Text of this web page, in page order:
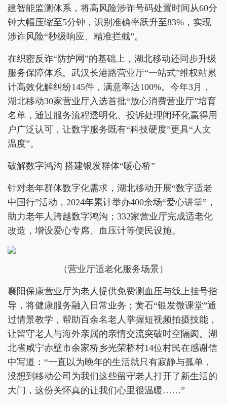
建智能监测体系，将高风险涉诈号码处置时间从60分
钟大幅压缩至5分钟，识别准确率跃升至83%，实现
涉诈风险“秒级响应、精准拦截”。
在织密反诈“防护网”的基础上，湖北移动还同步升级
服务保障体系。武汉长港路营业厅“一站式”维权站累
计高效化解纠纷145件，满意率达100%。今年3月，
湖北移动30家营业厅入选首批“放心消费营业厅”培育
名单，通过服务流程透明化、投诉处理闭环化赢得用
户广泛认可，让数字服务既有“科技硬度”更具“人文
温度”。
破解数字鸿沟 搭建银发群体“暖心桥”
针对老年群体数字化需求，湖北移动开展“数字适老
中国行”活动，2024年累计举办400余场“爱心讲堂”，
助力老年人跨越数字鸿沟；332家营业厅完成适老化
改造，增设爱心专席、血压计等便民设施。
（营业厅适老化服务场景）
襄阳保康营业厅为老人提供免费测血压与线上挂号指
导，将健康服务融入日常业务；黄石“银发微课堂”通
过情景教学，帮助百余名老人掌握短视频拍摄技能，
让留守老人与海外亲属的亲情交流突破时空隔阂。湖
北省咸宁赤壁市余家桥乡光荣桥村14位村民在感谢信
中写道：“一直以为晚年的生活就只有寂静与孤单，
没想到移动公司为我们这些留守老人打开了新生活的
大门，这份关怀真的让我们心里很温暖……”